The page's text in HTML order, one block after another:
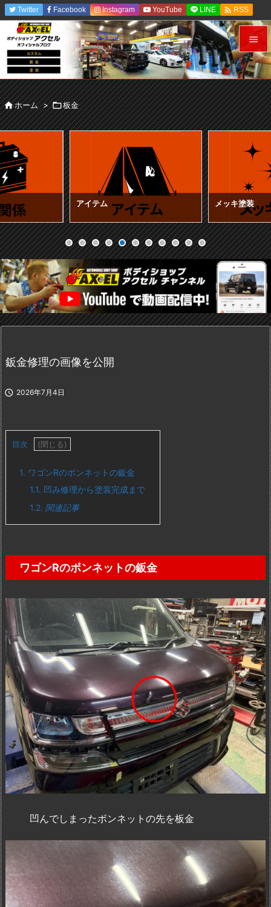


メニュ

サイド



検索
Twitter Facebook Instagram YouTube LINE  RSS
Feedly
ホーム > 板金
アイテム メッキ塗装
鈑金修理の画像を公開
 2026年7月4日
目次
1. ワゴンRのボンネットの鈑金
1.1. 凹み修理から塗装完成まで
1.2. 関連記事
ワゴンRのボンネットの鈑金
凹んでしまったボンネットの先を板金